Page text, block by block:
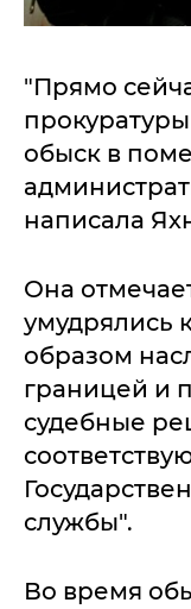
"Прямо
обыск в
написала
Она
умудрялись
образом
границей и
судебные
службы".
Во время